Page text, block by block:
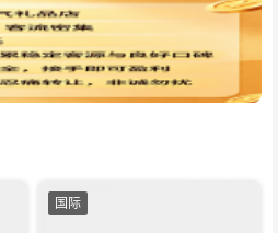
国际